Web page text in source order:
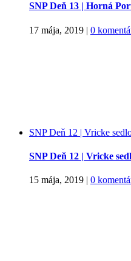
SNP Deň 13 | Horná
17 mája, 2019 | 0
SNP Deň 12 | Vricke
SNP Deň 12 | Vricke
15 mája, 2019 | 0